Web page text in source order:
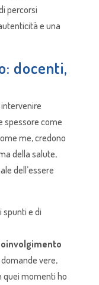
percorsi
e una
docenti,
spessore come
me, credono
della salute,
dell’essere
spunti e di
domande vere,
quei momenti ho